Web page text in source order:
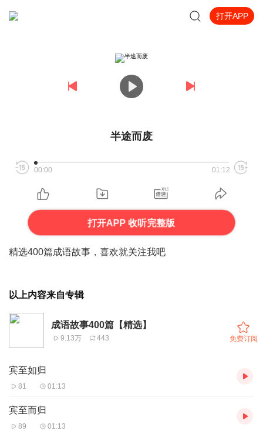
打开APP
半途而废
00:00 01:12
打开APP 收听完整版
精选400篇成语故事，喜欢就关注我吧
以上内容来自专辑
成语故事400篇【精选】
9.13万 443 免费订阅
宾至如归
81 01:13
宾至而归
89 01:13